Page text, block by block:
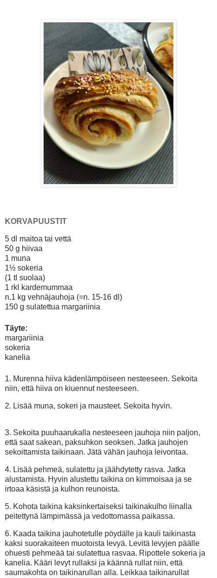
KORVAPUUSTIT
5 dl maitoa tai vettä
50 g hiivaa
1 muna
1½ sokeria
(1 tl suolaa)
1 rkl kardemummaa
n.1 kg vehnäjauhoja (=n. 15-16 dl)
150 g sulatettua margariinia
Täyte:
margariinia
sokeria
kanelia
1. Murenna hiiva kädenlämpöiseen nesteeseen. Sekoita
niin, että hiiva on kiuennut nesteeseen.
2. Lisää muna, sokeri ja mausteet. Sekoita hyvin.
3. Sekoita puuhaarukalla nesteeseen jauhoja niin paljon,
että saat sakean, paksuhkon seoksen. Jatka jauhojen
sekoittamista taikinaan. Jätä vähän jauhoja leivontaa.
4. Lisää pehmeä, sulatettu ja jäähdytetty rasva. Jatka
alustamista. Hyvin alustettu taikina on kimmoisaa ja se
irtoaa käsistä ja kulhon reunoista.
5. Kohota taikina kaksinkertaiseksi taikinakulho liinalla
peitettynä lämpimässä ja vedottomassa paikassa.
6. Kaada taikina jauhotetulle pöydälle ja kauli taikinasta
kaksi suorakaiteen muotoista levyä. Levitä levyjen päälle
ohuesti pehmeää tai sulatettua rasvaa. Ripottele sokeria ja
kanelia. Kääri levyt rullaksi ja käännä rullat niin, että
saumakohta on taikinarullan alla. Leikkaa taikinarullat